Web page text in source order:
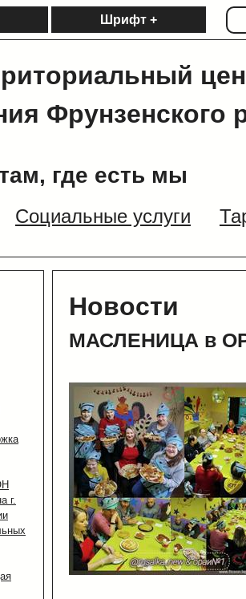
Шрифт +
Фрунзенского
где есть мы
Социальные услуги
г.
Новости
МАСЛЕНИЦА в